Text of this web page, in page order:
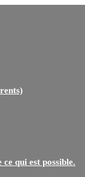
qui est possible.